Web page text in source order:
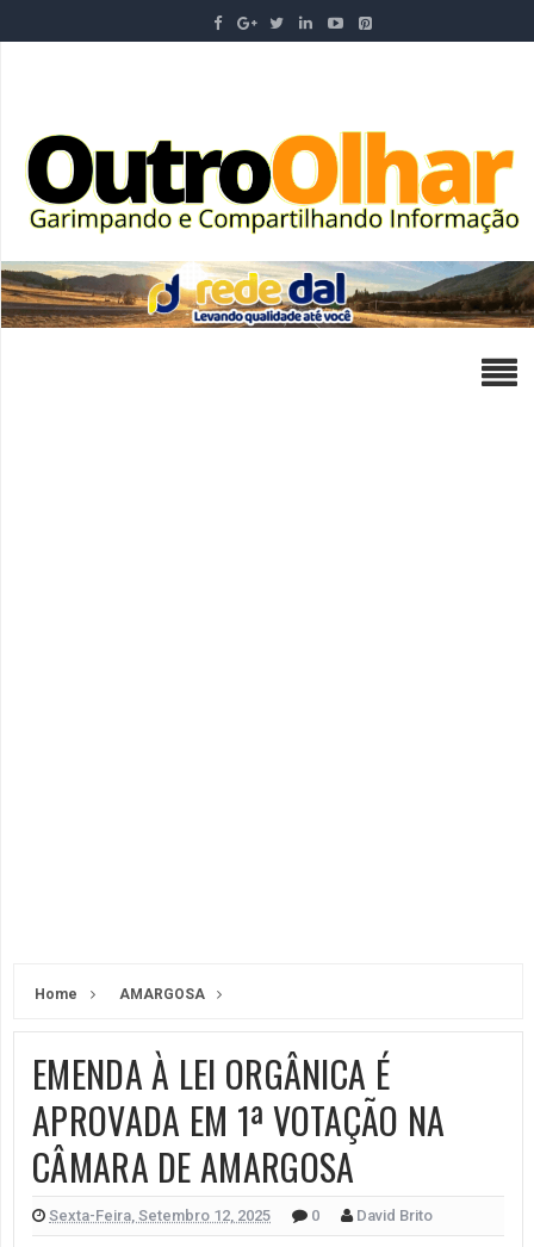
Home AMARGOSA
EMENDA À LEI ORGÂNICA É
APROVADA EM 1ª VOTAÇÃO NA
CÂMARA DE AMARGOSA
Sexta-Feira, Setembro 12, 2025 0 David Brito